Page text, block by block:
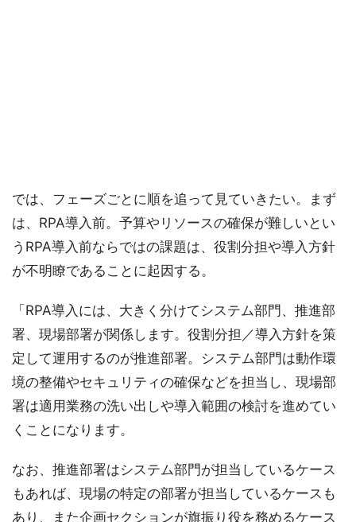
では、フェーズごとに順を追って見ていきたい。まず
は、RPA導入前。予算やリソースの確保が難しいとい
うRPA導入前ならではの課題は、役割分担や導入方針
が不明瞭であることに起因する。
「RPA導入には、大きく分けてシステム部門、推進部
署、現場部署が関係します。役割分担／導入方針を策
定して運用するのが推進部署。システム部門は動作環
境の整備やセキュリティの確保などを担当し、現場部
署は適用業務の洗い出しや導入範囲の検討を進めてい
くことになります。
なお、推進部署はシステム部門が担当しているケース
もあれば、現場の特定の部署が担当しているケースも
あり、また企画セクションが旗振り役を務めるケース